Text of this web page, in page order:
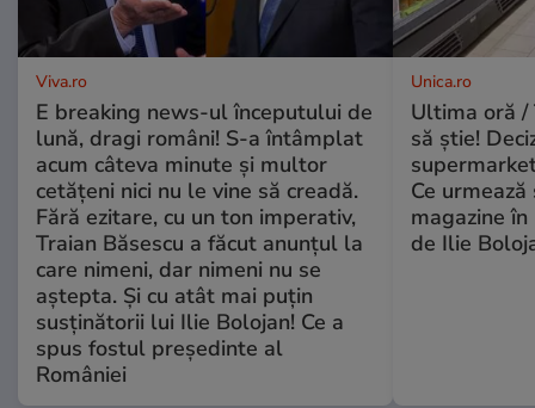
Viva.ro
E breaking news-ul începutului de
lună, dragi români! S-a întâmplat
acum câteva minute și multor
cetățeni nici nu le vine să creadă.
Fără ezitare, cu un ton imperativ,
Traian Băsescu a făcut anunțul la
care nimeni, dar nimeni nu se
aștepta. Și cu atât mai puțin
susținătorii lui Ilie Bolojan! Ce a
spus fostul președinte al
României
Unica.ro
Ultima oră /
să știe!
Ce
magazine
de Ilie